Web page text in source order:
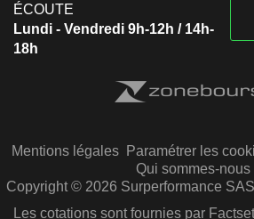
ÉCOUTE
Lundi - Vendredi 9h-12h / 14h-
18h
Mentions légales Paramétrer les
Qui sommes-nous
Copyright © 2026 Surperformance
Les cotations sont fournies par